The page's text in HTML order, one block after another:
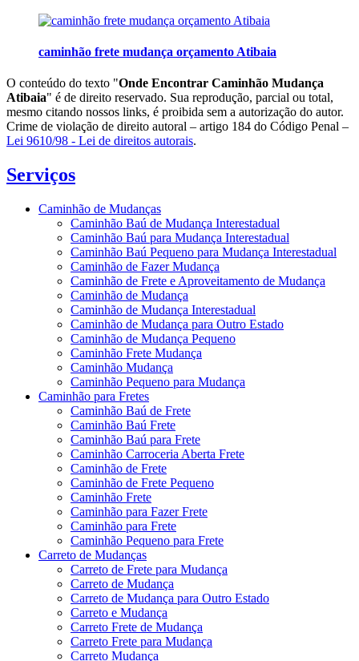
caminhão frete mudança orçamento Atibaia
O conteúdo do texto "Onde Encontrar Caminhão Mudança
Atibaia" é de direito reservado. Sua reprodução, parcial ou total,
mesmo citando nossos links, é proibida sem a autorização do autor.
Crime de violação de direito autoral – artigo 184 do Código Penal –
Lei 9610/98 - Lei de direitos autorais.
Serviços
Caminhão de Mudanças
Caminhão Baú de Mudança Interestadual
Caminhão Baú para Mudança Interestadual
Caminhão Baú Pequeno para Mudança Interestadual
Caminhão de Fazer Mudança
Caminhão de Frete e Aproveitamento de Mudança
Caminhão de Mudança
Caminhão de Mudança Interestadual
Caminhão de Mudança para Outro Estado
Caminhão de Mudança Pequeno
Caminhão Frete Mudança
Caminhão Mudança
Caminhão Pequeno para Mudança
Caminhão para Fretes
Caminhão Baú de Frete
Caminhão Baú Frete
Caminhão Baú para Frete
Caminhão Carroceria Aberta Frete
Caminhão de Frete
Caminhão de Frete Pequeno
Caminhão Frete
Caminhão para Fazer Frete
Caminhão para Frete
Caminhão Pequeno para Frete
Carreto de Mudanças
Carreto de Frete para Mudança
Carreto de Mudança
Carreto de Mudança para Outro Estado
Carreto e Mudança
Carreto Frete de Mudança
Carreto Frete para Mudança
Carreto Mudança